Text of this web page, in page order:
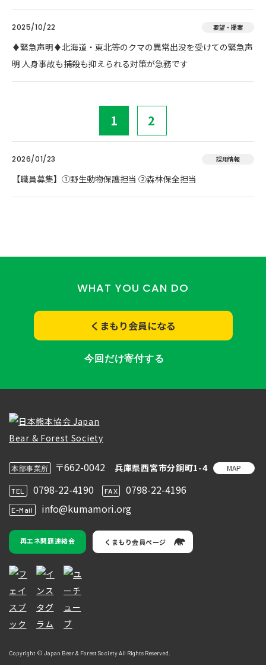
2025/10/22 要望・提案
♦️緊急声明♦️北海道・東北等のクマの異常出没を受けての緊急声
明 人身事故も捕殺も抑えられる対策が急務です
1 2
2026/01/23 採用情報
【職員募集】①野生動物保護担当 ②森林保全担当
WHAT YOU CAN DO
くまもり会員になる
今回だけ寄付する
本部事業所 〒662-0042 兵庫県西宮市分銅町1-4 MAP
TEL 0798-22-4190 FAX 0798-22-4196
E-Mail info@kumamori.org
再エネ問題連絡会 くまもり会員ページ
Copyright © Japan Bear & Forest Society All Rights Reserved.